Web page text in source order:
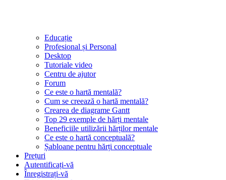
Educație
Profesional și Personal
Desktop
Tutoriale video
Centru de ajutor
Forum
Ce este o hartă mentală?
Cum se creează o hartă mentală?
Crearea de diagrame Gantt
Top 29 exemple de hărți mentale
Beneficiile utilizării hărților mentale
Ce este o hartă conceptuală?
Șabloane pentru hărți conceptuale
Prețuri
Autentificați-vă
Înregistrați-vă